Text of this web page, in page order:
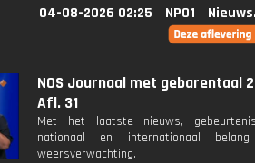
04-08-2026 02:25 NPO1
NOS Journaal met gebarentaal
Afl. 31
Met het laatste nieuws,
nationaal en internationaal
weersverwachting.